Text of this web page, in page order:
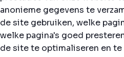
anonieme gegevens te
de site gebruiken, welke
welke pagina's goed
de site te optimaliseren en te